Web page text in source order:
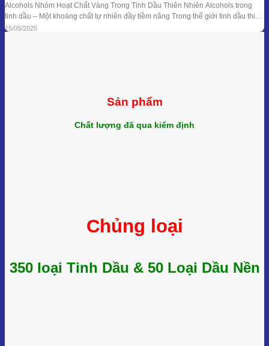
Alcohols Nhóm Hoạt Chất Vàng Trong Tinh Dầu Thiên Nhiên Alcohols trong
tinh dầu – Một khoáng chất tự nhiên đầy tiềm năng Trong thế giới tinh dầu thiên
nhiên, mỗi giọt nhỏ bé lại ẩn chứa hàng trăm hợp chất hóa học với công dụng
15/05/2025
Sản phẩm
Chất lượng đã qua kiểm định
Chủng loại
350 loại Tinh Dầu & 50 Loại Dầu Nền